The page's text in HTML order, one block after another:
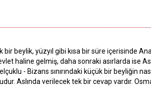
bir beylik, yüzyıl gibi kısa bir süre içerisinde
haline gelmiş, daha sonraki asırlarda ise
- Bizans sınırındaki küçük bir beyliğin
Aslında verilecek tek bir cevap vardır.